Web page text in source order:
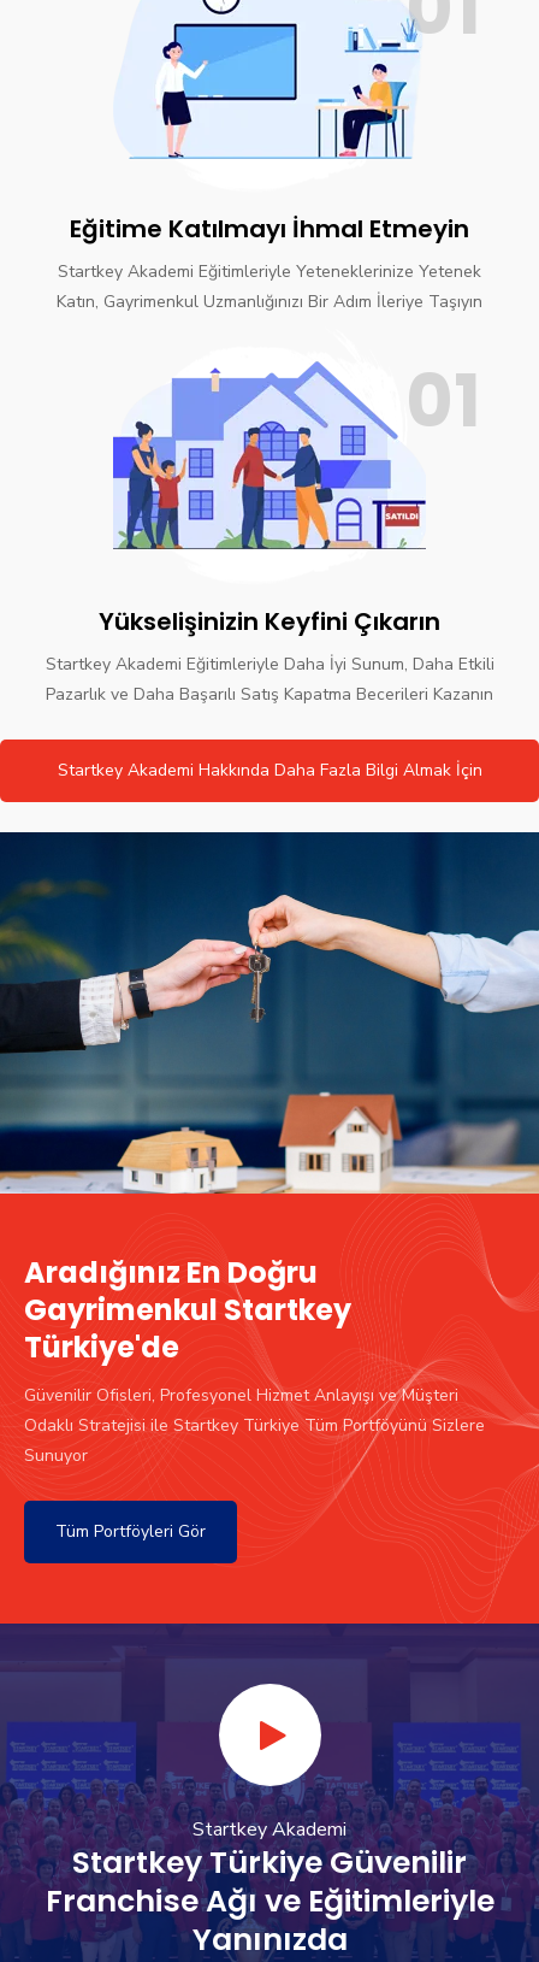
Eğitime Katılmayı İhmal Etmeyin
Startkey Akademi Eğitimleriyle Yeteneklerinize Yetenek
Katın, Gayrimenkul Uzmanlığınızı Bir Adım İleriye Taşıyın
01
Yükselişinizin Keyfini Çıkarın
Startkey Akademi Eğitimleriyle Daha İyi Sunum, Daha Etkili
Pazarlık ve Daha Başarılı Satış Kapatma Becerileri Kazanın
Startkey Akademi Hakkında Daha Fazla Bilgi Almak İçin
Aradığınız En Doğru
Gayrimenkul Startkey
Türkiye'de
Güvenilir Ofisleri, Profesyonel Hizmet Anlayışı ve Müşteri
Odaklı Stratejisi ile Startkey Türkiye Tüm Portföyünü Sizlere
Sunuyor
Tüm Portföyleri Gör
Startkey Akademi
Startkey Türkiye Güvenilir
Franchise Ağı ve Eğitimleriyle
Yanınızda